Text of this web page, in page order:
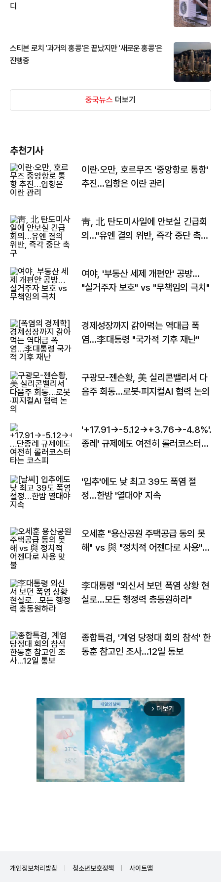
디
스티븐 로치 '과거의 홍콩'은 끝났지만 '새로운 홍콩'은
진행중
중국뉴스 더보기
추천기사
이란·오만, 호르무즈 '중앙항로 통항'
추진…입항은 이란 관리
靑, 北 탄도미사일에 안보실 긴급회
의…"유엔 결의 위반, 즉각 중단 촉
여야, '부동산 세제 개편안' 공방…
"실거주자 보호" vs "무책임의 극치"
경제성장까지 갉아먹는 역대급 폭
염…李대통령 "국가적 기후 재난"
구광모-젠슨황, 美 실리콘밸리서 다
음주 회동…로봇·피지컬AI 협력 논의
'+17.91→-5.12→+3.76→-4.8%'…'
종레' 규제에도 여전히 롤러코스터
'입추'에도 낮 최고 39도 폭염 절
정…한밤 '열대야' 지속
오세훈 "용산공원 주택공급 동의 못
해" vs 與 "정치적 어젠다로 사용"
李대통령 "외신서 보던 폭염 상황 현
실로…모든 행정력 총동원하라"
종합특검, '계엄 당정대 회의 참석' 한
동훈 참고인 조사...12일 통보
arrow_forward_ios 더보기
개인정보처리방침 청소년보호정책 사이트맵